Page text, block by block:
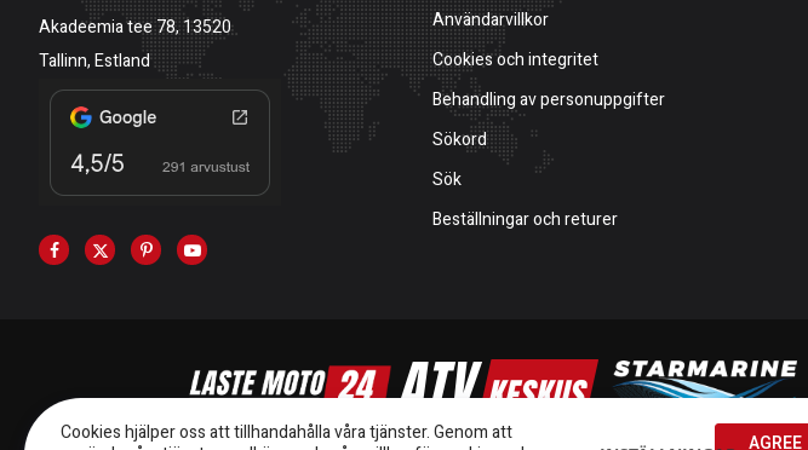
Akadeemia tee 78, 13520
Tallinn, Estland
Användarvillkor
Cookies och integritet
Behandling av personuppgifter
Sökord
Sök
Beställningar och returer
Cookies hjälper oss att tillhandahålla våra tjänster. Genom att
AGREE